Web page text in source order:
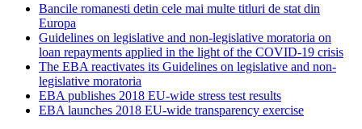
Bancile romanesti detin cele mai multe titluri de stat din
Europa
Guidelines on legislative and non-legislative moratoria on
loan repayments applied in the light of the COVID-19 crisis
The EBA reactivates its Guidelines on legislative and non-
legislative moratoria
EBA publishes 2018 EU-wide stress test results
EBA launches 2018 EU-wide transparency exercise